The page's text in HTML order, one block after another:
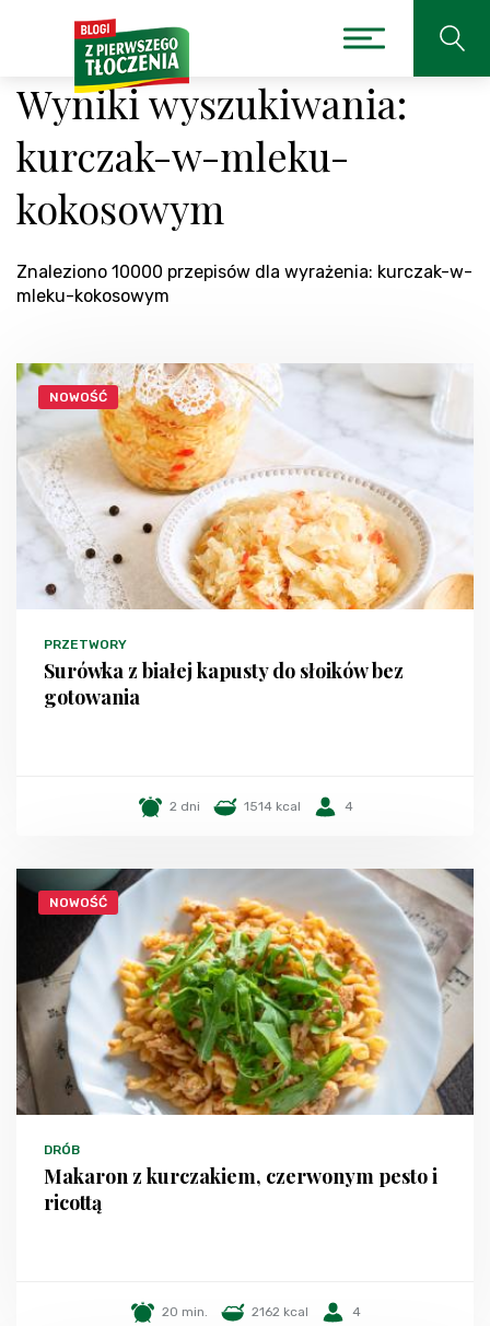
Wyniki wyszukiwania:
kurczak-w-mleku-
kokosowym
Znaleziono 10000 przepisów dla wyrażenia: kurczak-w-
mleku-kokosowym
NOWOŚĆ
PRZETWORY
Surówka z białej kapusty do słoików bez
gotowania
2 dni 1514 kcal 4
NOWOŚĆ
DRÓB
Makaron z kurczakiem, czerwonym pesto i
ricottą
20 min. 2162 kcal 4